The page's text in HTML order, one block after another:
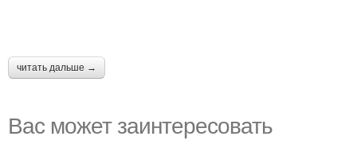
читать дальше →
Вас может заинтересовать